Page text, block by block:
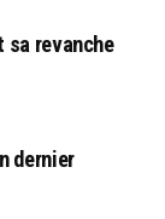
sa revanche
dernier